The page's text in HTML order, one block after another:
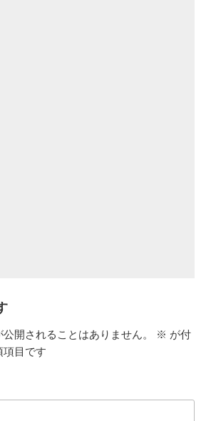
開されることはありません。 ※ が付
項目です